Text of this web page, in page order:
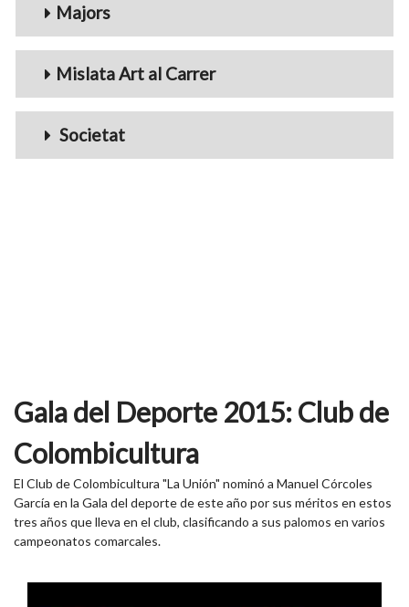
Majors
Mislata Art al Carrer
Societat
Gala del Deporte 2015: Club de
Colombicultura
El Club de Colombicultura "La Unión" nominó a Manuel Córcoles
García en la Gala del deporte de este año por sus méritos en estos
tres años que lleva en el club, clasificando a sus palomos en varios
campeonatos comarcales.